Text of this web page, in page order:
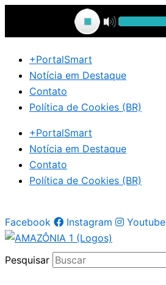
Ir
o
conteúdo+PortalSmart
Notícia em Destaque
Contato
Política de Cookies (BR)
+PortalSmart
Notícia em Destaque
Contato
Política de Cookies (BR)
Facebook Instagram Youtube
Pesquisar